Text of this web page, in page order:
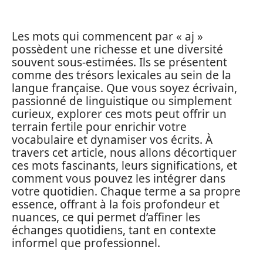
Les mots qui commencent par « aj »
possèdent une richesse et une diversité
souvent sous-estimées. Ils se présentent
comme des trésors lexicales au sein de la
langue française. Que vous soyez écrivain,
passionné de linguistique ou simplement
curieux, explorer ces mots peut offrir un
terrain fertile pour enrichir votre
vocabulaire et dynamiser vos écrits. À
travers cet article, nous allons décortiquer
ces mots fascinants, leurs significations, et
comment vous pouvez les intégrer dans
votre quotidien. Chaque terme a sa propre
essence, offrant à la fois profondeur et
nuances, ce qui permet d’affiner les
échanges quotidiens, tant en contexte
informel que professionnel.